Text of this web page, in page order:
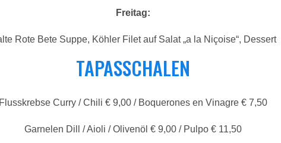
Freitag:
Rote Bete Suppe, Köhler Filet auf Salat „a la Niçoise“, Dessert
TAPASSCHALEN
Curry / Chili € 9,00 / Boquerones en Vinagre € 7,50
Garnelen Dill / Aioli / Olivenöl € 9,00 / Pulpo € 11,50